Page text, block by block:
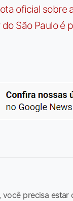
oficial
São Paulo é
você precisa